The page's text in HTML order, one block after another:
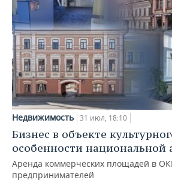
Недвижимость 31 июл, 18:10
Бизнес в объекте
особенности национальной
Аренда коммерческих площадей в
предпринимателей